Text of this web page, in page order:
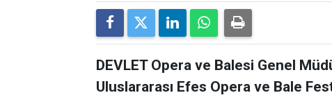
DEVLET Opera ve Balesi Genel
Uluslararası Efes Opera ve Bale